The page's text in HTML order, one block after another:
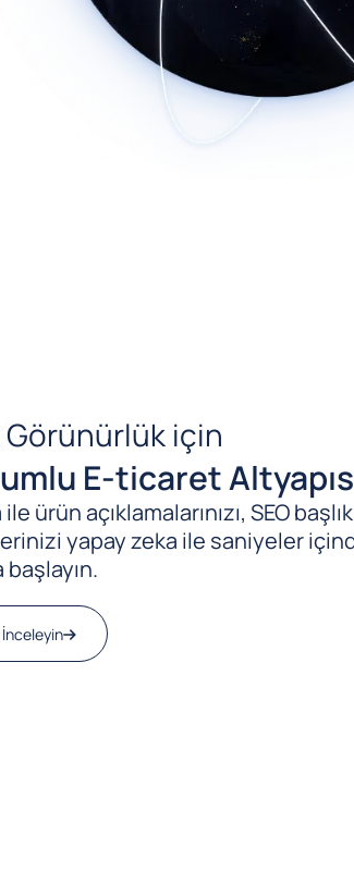
için
E-ticaret
ürün açıklamalarınızı, SEO
yapay zeka ile saniyeler
İnceleyin